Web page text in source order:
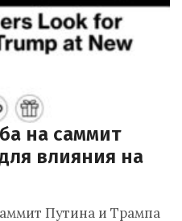
на саммит
влияния на
Путина и Трампа